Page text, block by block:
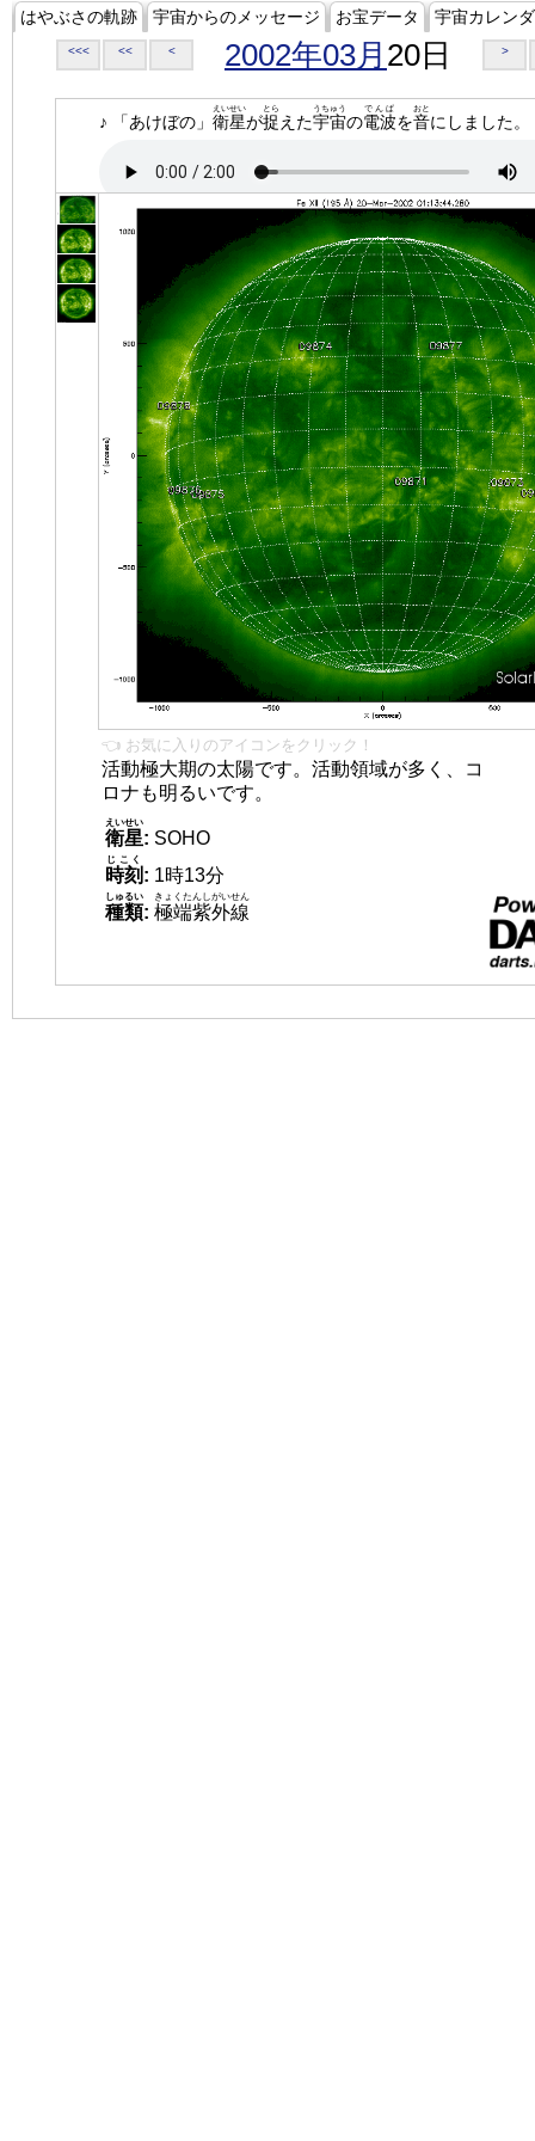
はやぶさの軌跡 宇宙からのメッセージ お宝データ 宇宙カレン
<<< << < 2002年03月 20日 >
♪ 「あけぼの」 衛星
えいせい
が捉
とら
えた宇宙
うちゅう
の電波
でんぱ
を音
おと
にしました。
👈 お気に入りのアイコンをクリック！
活動極大期の太陽です。活動領域が多く、コ
ロナも明るいです。
衛星
えいせい
: SOHO
時刻
じこく
: 1時13分
種類
しゅるい
: 極端紫外線
きょくたんしがいせん